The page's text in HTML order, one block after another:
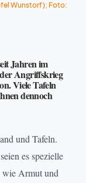
Wunstorf); Foto:
Jahren im
Angriffskrieg
Viele Tafeln
dennoch
und Tafeln.
es spezielle
Armut und